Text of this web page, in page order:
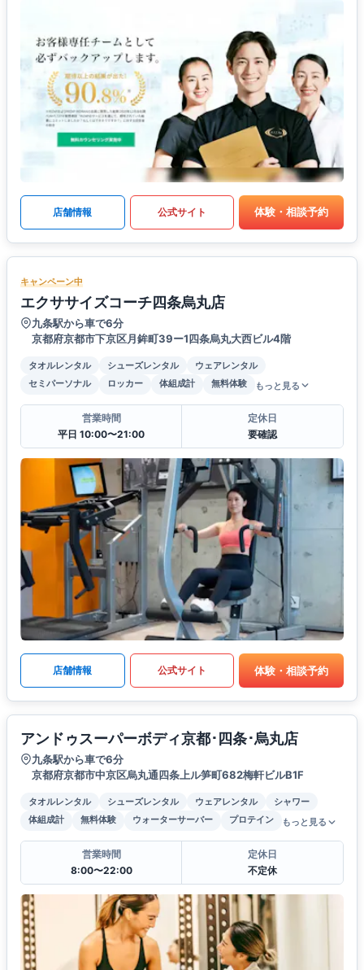
店舗情報 公式サイト 体験・相談予約
キャンペーン中
エクササイズコーチ四条烏丸店
九条駅から車で6分
京都府京都市下京区月鉾町39ー1四条烏丸大西ビル4階
タオルレンタル シューズレンタル
ウェアレンタル
セミパーソナル
ロッカー 体組成計 無料体験 もっと見る
営業時間
平日 10:00〜21:00
定休日
要確認
店舗情報 公式サイト 体験・相談予約
アンドゥスーパーボディ京都･四条･烏丸店
九条駅から車で6分
京都府京都市中京区烏丸通四条上ル笋町682梅軒ビルB1F
タオルレンタル シューズレンタル ウェアレンタル
シャワー
体組成計
無料体験 ウォーターサーバー プロテイン もっと見る
営業時間
8:00〜22:00
定休日
不定休